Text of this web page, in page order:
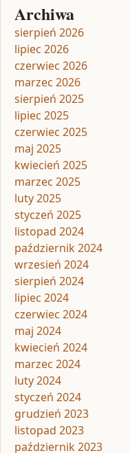
Archiwa
sierpień 2026
lipiec 2026
czerwiec 2026
marzec 2026
sierpień 2025
lipiec 2025
czerwiec 2025
maj 2025
kwiecień 2025
marzec 2025
luty 2025
styczeń 2025
listopad 2024
październik 2024
wrzesień 2024
sierpień 2024
lipiec 2024
czerwiec 2024
maj 2024
kwiecień 2024
marzec 2024
luty 2024
styczeń 2024
grudzień 2023
listopad 2023
październik 2023